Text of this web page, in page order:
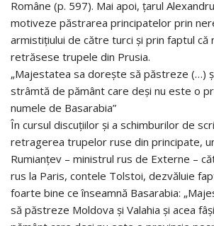
Române (p. 597). Mai apoi, țarul
motiveze păstrarea principatelor prin
armistițiului de către turci și prin faptul că
retrăsese trupele din Prusia.
„Majestatea sa dorește să păstreze (…)
strâmtă de pământ care deși nu este o
numele de Basarabia”
În cursul discuțiilor și a schimburilor de
retragerea trupelor ruse din principate,
Rumianțev – ministrul rus de Externe –
rus la Paris, contele Tolstoi, dezvăluie
foarte bine ce înseamnă Basarabia:
să păstreze Moldova și Valahia și acea